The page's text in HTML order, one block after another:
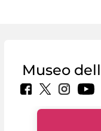
Museo